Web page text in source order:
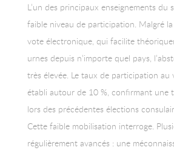
L’un des principaux enseignements du
faible niveau de participation. Malgré
vote électronique, qui facilite
urnes depuis n’importe quel pays,
très élevée. Le taux de participation au
établi autour de 10 %, confirmant une
lors des précédentes élections
Cette faible mobilisation interroge.
régulièrement avancés : une